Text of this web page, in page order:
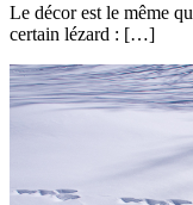
Le décor est le même
certain lézard : […]